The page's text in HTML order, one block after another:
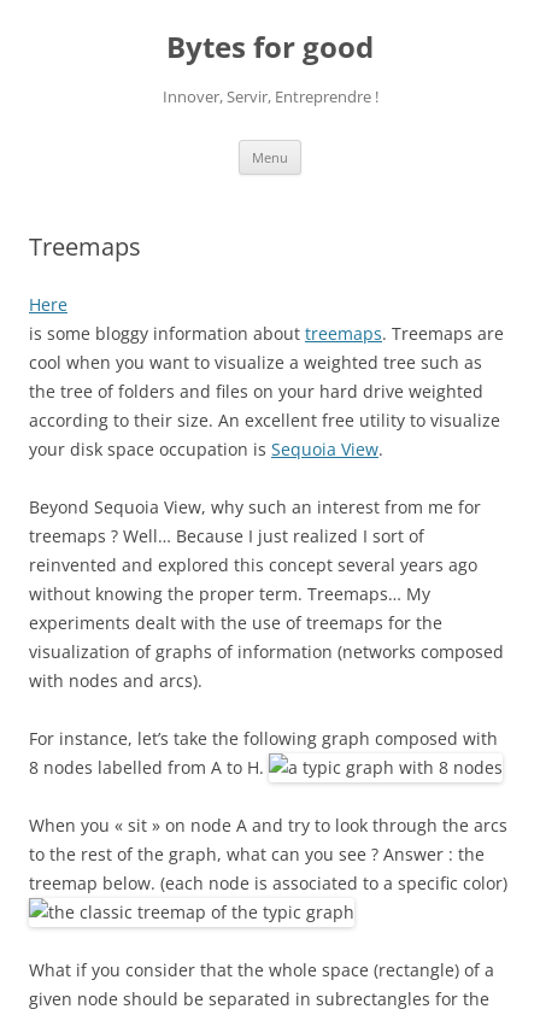
Bytes for good
Innover, Servir, Entreprendre !
Menu
Treemaps
Here
is some bloggy information about treemaps. Treemaps are
cool when you want to visualize a weighted tree such as
the tree of folders and files on your hard drive weighted
according to their size. An excellent free utility to visualize
your disk space occupation is Sequoia View.
Beyond Sequoia View, why such an interest from me for
treemaps ? Well… Because I just realized I sort of
reinvented and explored this concept several years ago
without knowing the proper term. Treemaps… My
experiments dealt with the use of treemaps for the
visualization of graphs of information (networks composed
with nodes and arcs).
For instance, let’s take the following graph composed with
8 nodes labelled from A to H.
When you « sit » on node A and try to look through the arcs
to the rest of the graph, what can you see ? Answer : the
treemap below. (each node is associated to a specific color)
What if you consider that the whole space (rectangle) of a
given node should be separated in subrectangles for the